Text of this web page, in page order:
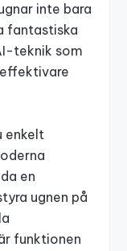
inte bara
fantastiska
teknik som
enkelt
en
ugnen på
funktionen